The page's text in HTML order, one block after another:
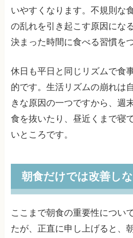
いやすくなります。不規則な
の乱れを引き起こす原因にな
決まった時間に食べる習慣を
休日も平日と同じリズムで食
的です。生活リズムの崩れは
きな原因の一つですから、週
食を抜いたり、昼近くまで寝
いところです。
朝食だけでは改善し
ここまで朝食の重要性につい
たが、正直に申し上げると、